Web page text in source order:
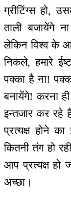
ग्रीटिंग्स हो,
ताली बजायेंगे
लेकिन विश्व के
निकले, हमारे
पक्का है ना!
बनायेंगे! करना
इन्तजार कर रहे
प्रत्यक्ष होने
कितनी तंग हो
आप प्रत्यक्ष हो
अच्छा।